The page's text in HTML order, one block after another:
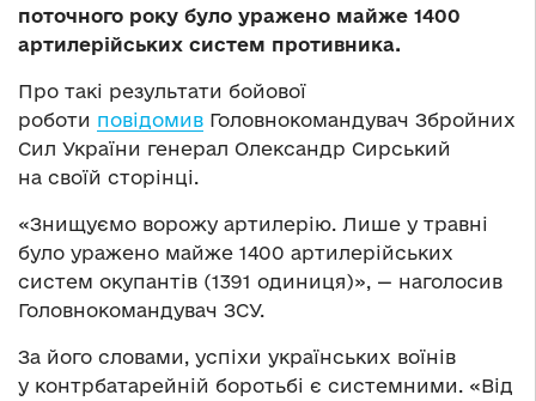
поточного року було уражено майже 1400
артилерійських систем противника.
Про такі результати бойової
роботи повідомив Головнокомандувач Збройних
Сил України генерал Олександр Сирський
на своїй сторінці.
«Знищуємо ворожу артилерію. Лише у травні
було уражено майже 1400 артилерійських
систем окупантів (1391 одиниця)», — наголосив
Головнокомандувач ЗСУ.
За його словами, успіхи українських воїнів
у контрбатарейній боротьбі є системними. «Від